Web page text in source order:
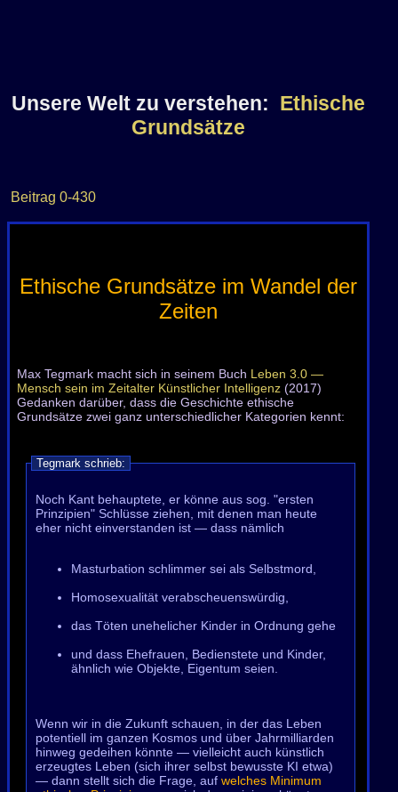
welt-
verstehen/
stw4362EGWZ
Unsere Welt zu verstehen: Ethische
Grundsätze
Beitrag 0-430
Ethische Grundsätze im Wandel der
Zeiten
Max Tegmark macht sich in seinem Buch Leben 3.0 —
Mensch sein im Zeitalter Künstlicher Intelligenz (2017)
Gedanken darüber, dass die Geschichte ethische
Grundsätze zwei ganz unterschiedlicher Kategorien kennt:
Tegmark schrieb:
Noch Kant behauptete, er könne aus sog. "ersten
Prinzipien" Schlüsse ziehen, mit denen man heute
eher nicht einverstanden ist — dass nämlich
Masturbation schlimmer sei als Selbstmord,
Homosexualität verabscheuenswürdig,
das Töten unehelicher Kinder in Ordnung gehe
und dass Ehefrauen, Bedienstete und Kinder,
ähnlich wie Objekte, Eigentum seien.
Wenn wir in die Zukunft schauen, in der das Leben
potentiell im ganzen Kosmos und über Jahrmilliarden
hinweg gedeihen könnte — vielleicht auch künstlich
erzeugtes Leben (sich ihrer selbst bewusste KI etwa)
— dann stellt sich die Frage, auf welches Minimum